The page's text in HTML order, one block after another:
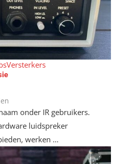
Versterkers
onder IR gebruikers.
luidspreker
werken …